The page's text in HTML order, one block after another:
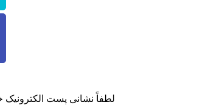
لطفاً نشانی پست الکترونیک